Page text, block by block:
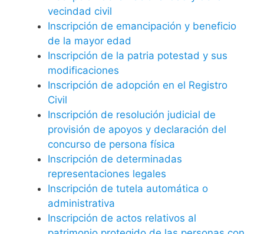
vecindad civil
Inscripción de emancipación y beneficio
de la mayor edad
Inscripción de la patria potestad y sus
modificaciones
Inscripción de adopción en el Registro
Civil
Inscripción de resolución judicial de
provisión de apoyos y declaración del
concurso de persona física
Inscripción de determinadas
representaciones legales
Inscripción de tutela automática o
administrativa
Inscripción de actos relativos al